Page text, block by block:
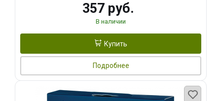
357 руб.
В наличии
Купить
Подробнее